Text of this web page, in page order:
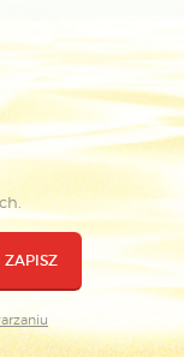
ZAPISZ